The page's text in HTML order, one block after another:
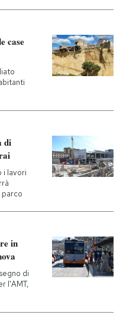
case
di
i lavori
parco
in
di
l'AMT,